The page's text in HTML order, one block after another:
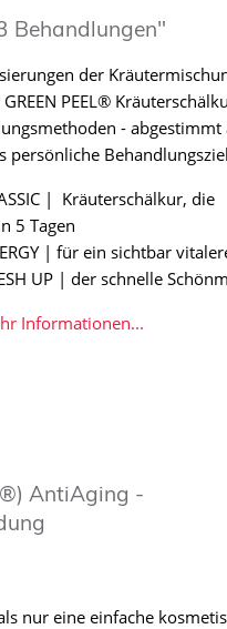
Behandlungen"
der
PEEL®
- abgestimmt
persönliche
| Kräuterschälkur, die
5 Tagen
| für ein sichtbar
UP | der schnelle
Informationen...
AntiAging -
nur eine einfache